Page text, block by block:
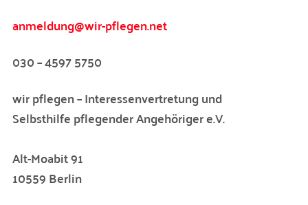
anmeldung@wir-pflegen.net
030 – 4597 5750
wir pflegen – Interessenvertretung und
Selbsthilfe pflegender Angehöriger e.V.
Alt-Moabit 91
10559 Berlin